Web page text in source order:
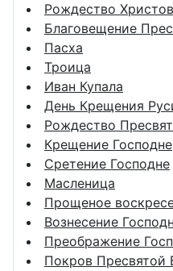
Рождество
Благовещение
Пасха
Троица
Иван Купала
День Крещения
Рождество
Крещение Господне
Сретение Господне
Масленица
Прощеное
Вознесение
Преображение
Покров Пресвятой